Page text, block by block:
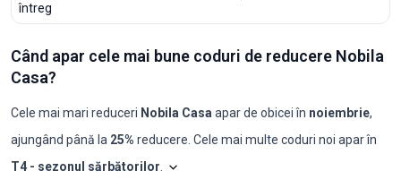
întreg
Când apar cele mai bune coduri de reducere Nobila
Casa?
Cele mai mari reduceri Nobila Casa apar de obicei în noiembrie,
ajungând până la 25% reducere. Cele mai multe coduri noi apar în
T4 - sezonul sărbătorilor